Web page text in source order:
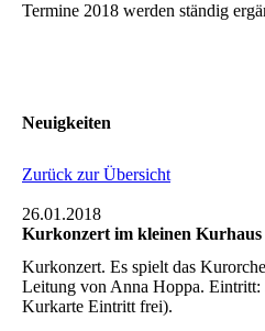
Termine 2018 werden ständig
Neuigkeiten
Zurück zur Übersicht
26.01.2018
Kurkonzert im kleinen Kurhaus
Kurkonzert. Es spielt das
Leitung von Anna Hoppa.
Kurkarte Eintritt frei).